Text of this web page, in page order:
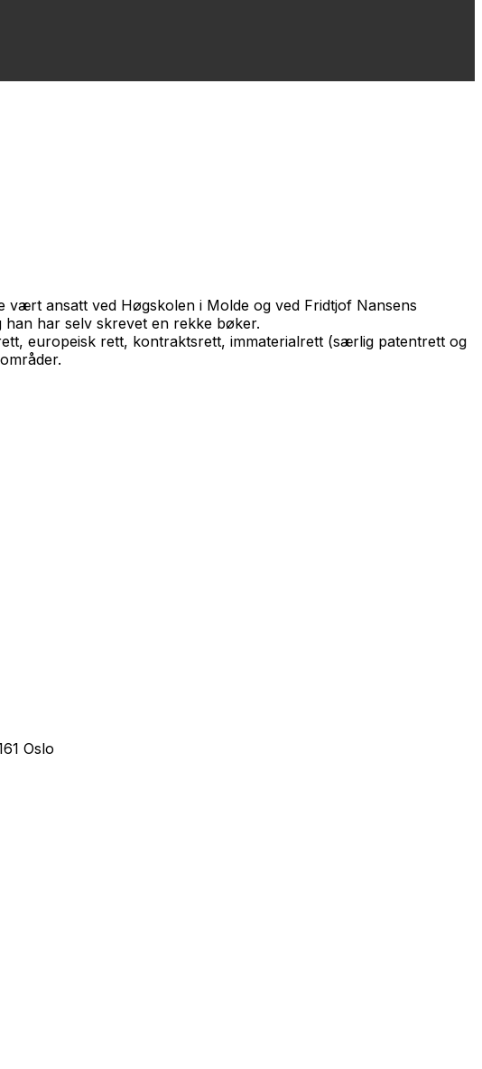
ansatt ved Høgskolen i Molde og ved Fridtjof Nansens
har selv skrevet en rekke bøker.
europeisk rett, kontraktsrett, immaterialrett (særlig patentrett og
Oslo